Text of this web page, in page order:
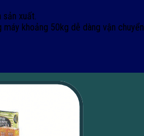
xuất.
khoảng 50kg dễ dàng vận chuyển.